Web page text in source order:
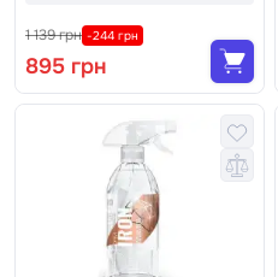
1 139 грн -244 грн
895 грн